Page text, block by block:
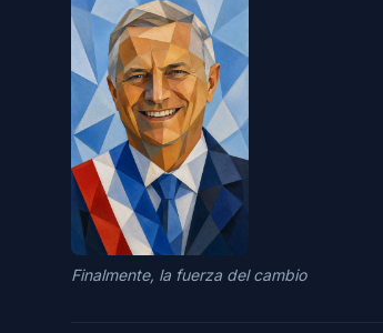
Finalmente, la fuerza del cambio